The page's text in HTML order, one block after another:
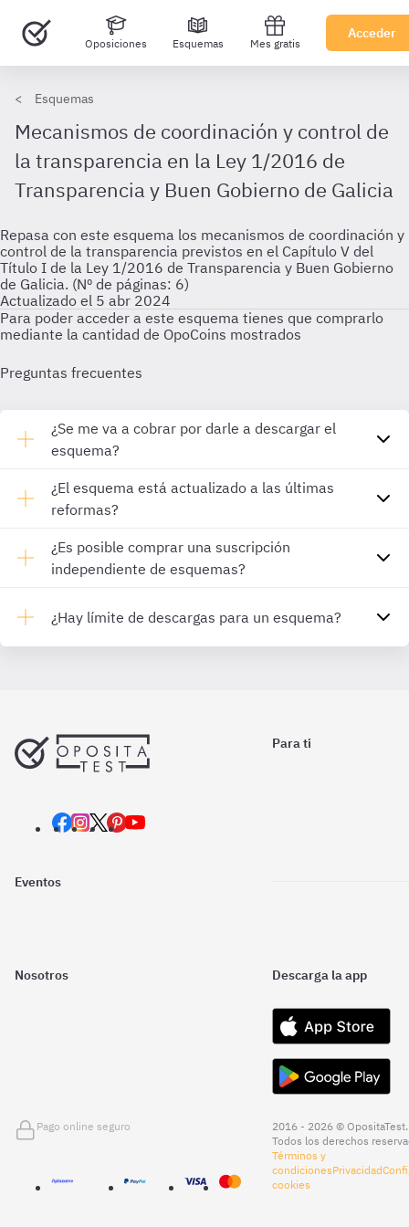
Oposiciones Esquemas Mes gratis
Acceder
Esquemas
Mecanismos de coordinación y control de
la transparencia en la Ley 1/2016 de
Transparencia y Buen Gobierno de Galicia
Repasa con este esquema los mecanismos de coordinación y
control de la transparencia previstos en el Capítulo V del
Título I de la Ley 1/2016 de Transparencia y Buen Gobierno
de Galicia. (Nº de páginas: 6)
Actualizado el 5 abr 2024
Para poder acceder a este esquema tienes que comprarlo
mediante la cantidad de OpoCoins mostrados
Preguntas frecuentes
¿Se me va a cobrar por darle a descargar el
esquema?
¿El esquema está actualizado a las últimas
reformas?
¿Es posible comprar una suscripción
independiente de esquemas?
¿Hay límite de descargas para un esquema?
Para ti
Eventos
Nosotros Descarga la app
Pago online seguro
2016 - 2026 © OpositaTest.
Todos los derechos
Términos y
condicionesPrivacidad
cookies